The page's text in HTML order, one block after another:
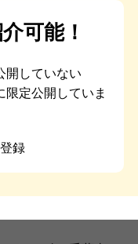
可能！
開していない
限定公開していま